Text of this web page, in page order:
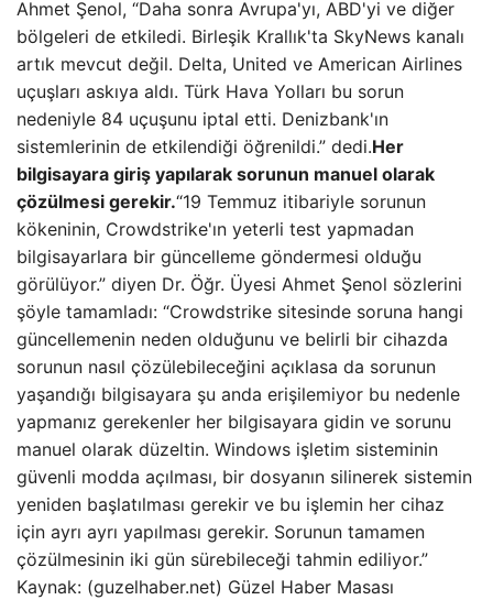
Ahmet Şenol, “Daha sonra Avrupa'yı, ABD'yi ve diğer
bölgeleri de etkiledi. Birleşik Krallık'ta SkyNews kanalı
artık mevcut değil. Delta, United ve American Airlines
uçuşları askıya aldı. Türk Hava Yolları bu sorun
nedeniyle 84 uçuşunu iptal etti. Denizbank'ın
sistemlerinin de etkilendiği öğrenildi.” dedi.Her
bilgisayara giriş yapılarak sorunun manuel olarak
çözülmesi gerekir.“19 Temmuz itibariyle sorunun
kökeninin, Crowdstrike'ın yeterli test yapmadan
bilgisayarlara bir güncelleme göndermesi olduğu
görülüyor.” diyen Dr. Öğr. Üyesi Ahmet Şenol sözlerini
şöyle tamamladı: “Crowdstrike sitesinde soruna hangi
güncellemenin neden olduğunu ve belirli bir cihazda
sorunun nasıl çözülebileceğini açıklasa da sorunun
yaşandığı bilgisayara şu anda erişilemiyor bu nedenle
yapmanız gerekenler her bilgisayara gidin ve sorunu
manuel olarak düzeltin. Windows işletim sisteminin
güvenli modda açılması, bir dosyanın silinerek sistemin
yeniden başlatılması gerekir ve bu işlemin her cihaz
için ayrı ayrı yapılması gerekir. Sorunun tamamen
çözülmesinin iki gün sürebileceği tahmin ediliyor.”
Kaynak: (guzelhaber.net) Güzel Haber Masası